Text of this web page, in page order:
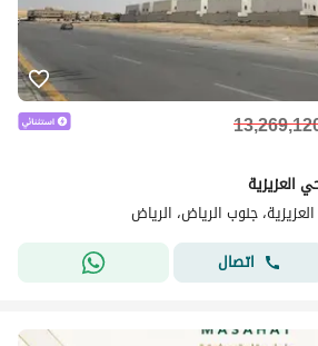
جنوب الرياض، الرياض
اتصال